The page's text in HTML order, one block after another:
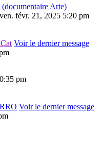
Arte)
févr. 21, 2025 5:20 pm
Voir le dernier message
pm
Voir le dernier message